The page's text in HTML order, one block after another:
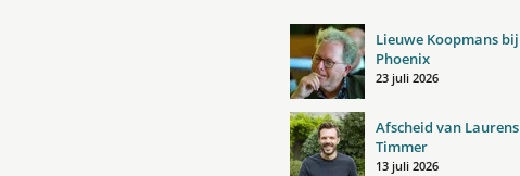
Lieuwe Koopmans bij
Phoenix
23 juli 2026
Afscheid van Laurens
Timmer
13 juli 2026